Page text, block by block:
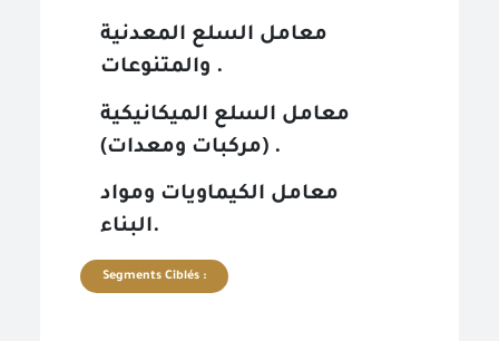
معامل السلع المعدنية
والمتنوعات .
معامل السلع الميكانيكية
(مركبات ومعدات) .
معامل الكيماويات ومواد
البناء.
Segments Ciblés :